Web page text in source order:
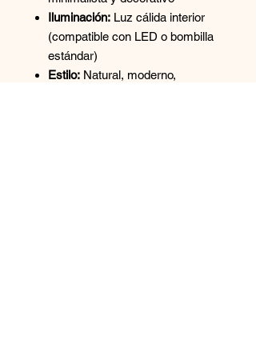
Iluminación: Luz cálida interior
(compatible con LED o bombilla
estándar)
Estilo: Natural, moderno,